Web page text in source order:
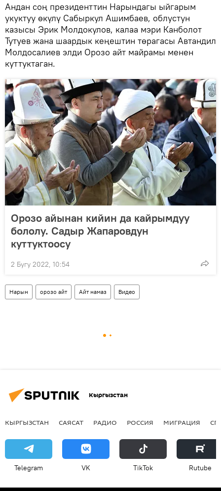
Андан соң президенттин Нарындагы ыйгарым
укуктуу өкүлү Сабыркул Ашимбаев, облустун
казысы Эрик Молдокулов, калаа мэри Канболот
Тутуев жана шаардык кеңештин төрагасы Автандил
Молдосалиев элди Орозо айт майрамы менен
куттуктаган.
Орозо айынан кийин да кайрымдуу
бололу. Садыр Жапаровдун
куттуктоосу
2 Бугу 2022, 10:54
Нарын орозо айт Айт намаз Видео
Кыргызстан
КЫРГЫЗСТАН САЯСАТ РАДИО РОССИЯ МИГРАЦИЯ
Telegram VK ТikТоk Rutube